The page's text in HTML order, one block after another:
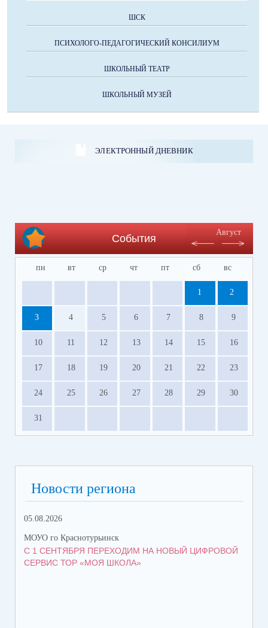
ШСК
ПСИХОЛОГО-ПЕДАГОГИЧЕСКИЙ КОНСИЛИУМ
ШКОЛЬНЫЙ ТЕАТР
ШКОЛЬНЫЙ МУЗЕЙ
ЭЛЕКТРОННЫЙ ДНЕВНИК
События
Август
пн вт ср чт пт сб вс
1 2
3 4 5 6 7 8 9
10 11 12 13 14 15 16
17 18 19 20 21 22 23
24 25 26 27 28 29 30
31
Новости региона
05.08.2026
МОУО го Краснотурьинск
С 1 СЕНТЯБРЯ ПЕРЕХОДИМ НА НОВЫЙ ЦИФРОВОЙ
СЕРВИС ТОР «МОЯ ШКОЛА»